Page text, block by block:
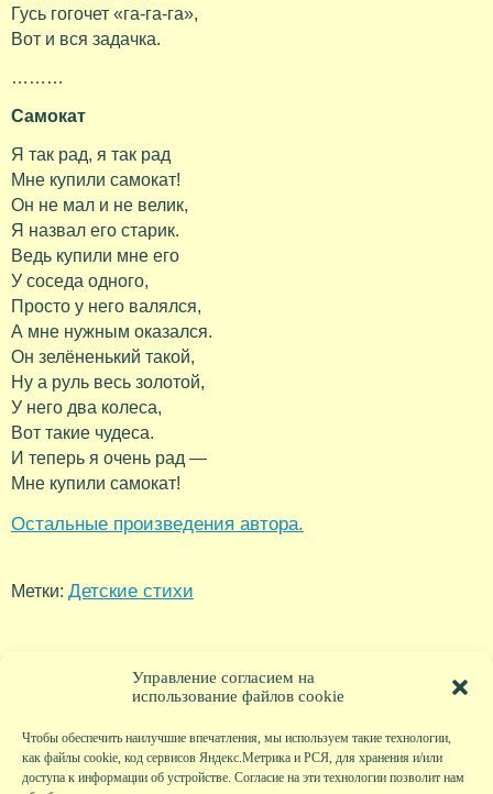
Управление согласием на
использование файлов cookie
Чтобы обеспечить наилучшие впечатления, мы используем такие технологии,
как файлы cookie, код сервисов Яндекс.Метрика и РСЯ, для хранения и/или
доступа к информации об устройстве. Согласие на эти технологии позволит нам
Гусь гогочет «га-га-га»,
Вот и вся задачка.
………
Самокат
Я так рад, я так рад
Мне купили самокат!
Он не мал и не велик,
Я назвал его старик.
Ведь купили мне его
У соседа одного,
Просто у него валялся,
А мне нужным оказался.
Он зелёненький такой,
Ну а руль весь золотой,
У него два колеса,
Вот такие чудеса.
И теперь я очень рад —
Мне купили самокат!
Остальные произведения автора.
Метки: Детские стихи